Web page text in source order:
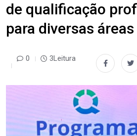
de qualificação
para diversas áreas
0 3Leitura